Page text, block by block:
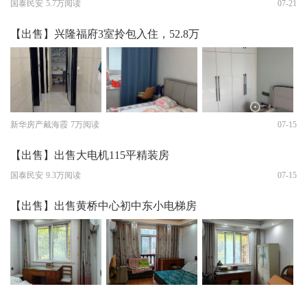
国泰民安 5.7万阅读 07-21
【出售】兴隆福府3室拎包入住，52.8万
新华房产戴海霞 7万阅读 07-15
【出售】出售大电机115平精装房
国泰民安 9.3万阅读 07-15
【出售】出售黄桥中心初中东小电梯房